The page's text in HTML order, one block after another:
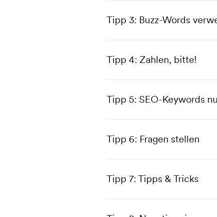
Tipp 3: Buzz-Words
Tipp 4: Zahlen, bitte!
Tipp 5: SEO-Keywords
Tipp 6: Fragen stellen
Tipp 7: Tipps & Tricks